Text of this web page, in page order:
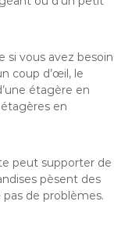
si vous avez besoin
coup d’œil, le
étagère en
en
peut supporter de
pèsent des
de problèmes.